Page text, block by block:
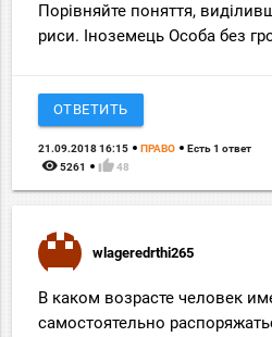
Порівняйте поняття,
риси. Іноземець Особа без
ОТВЕТИТЬ
21.09.2018 16:15 ПРАВО Есть 1 ответ
remove_red_eye 5261 thumb_up 48
wlageredrthi265
В каком возрасте человек
самостоятельно